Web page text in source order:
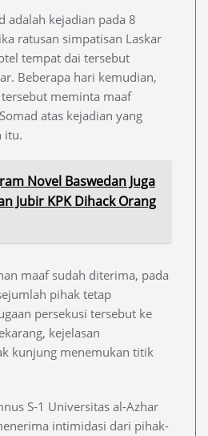
adalah kejadian pada 8
ratusan simpatisan Laskar
tempat dai tersebut
Beberapa hari kemudian,
meminta maaf
atas kejadian yang
itu.
Novel Baswedan Juga
Jubir KPK Dihack Orang
maaf sudah diterima, pada
pihak tetap
persekusi tersebut ke
kejelasan
kunjung menemukan titik
S-1 Universitas al-Azhar
intimidasi dari pihak-